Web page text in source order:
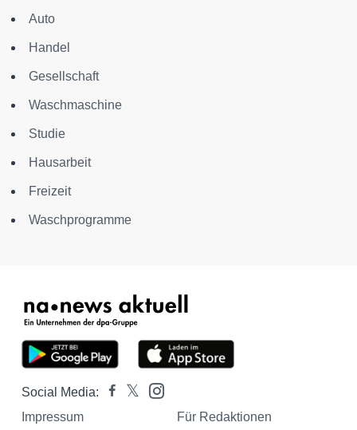
Auto
Handel
Gesellschaft
Waschmaschine
Studie
Hausarbeit
Freizeit
Waschprogramme
Social Media:
Impressum
Für Redaktionen